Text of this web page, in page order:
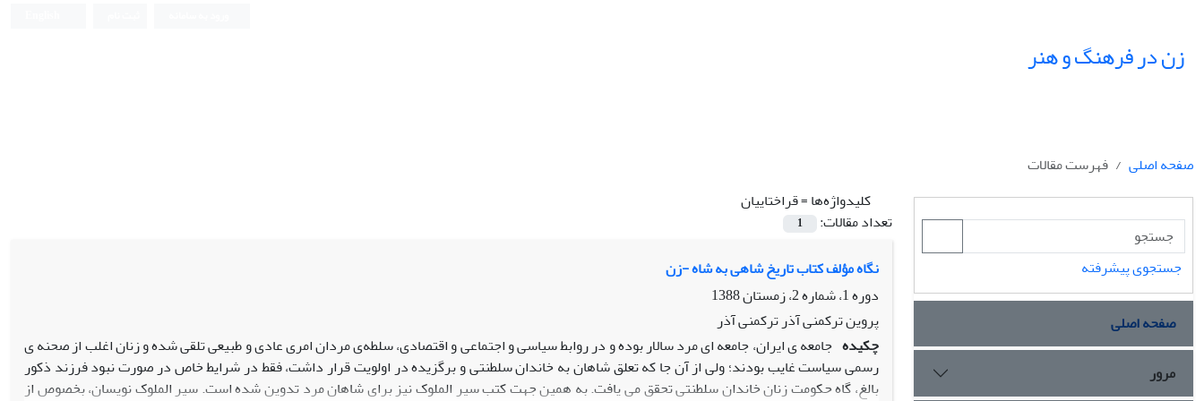
زن در فرهنگ و هنر
صفحه اصلی
فهرست مقالات
کلیدواژه‌ها =قراختاییان
تعداد مقالات:
1
نگاه مؤلف کتاب تاریخ شاهی به شاه -زن
دوره 1، شماره 2، زمستان 1388
پروین ترکمنی آذر ترکمنی آذر
چکیده جامعه ی ایران، جامعه ای مرد سالار بوده و در روابط سیاسی و اجتماعی و اقتصادی، سلطه‌ی مردان امری عادی و طبیعی تلقی شده و زنان اغلب از صحنه ی
رسمی سیاست غایب بودند؛ ولی از آن جا که تعلق شاهان به خاندان سلطنتی و برگزیده در اولویت قرار داشت، فقط در شرایط خاص در صورت نبود فرزند ذکور
بالغ، گاه حکومت زنان خاندان سلطنتی تحقق می یافت. به همین جهت کتب سیر الملوک نیز برای شاهان مرد تدوین شده است. سیر الملوک نویسان، بخصوص از
جستجوی پیشرفته
صفحه اصلی
مرور